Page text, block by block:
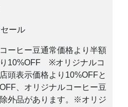
ール
ーヒー豆通常価格より半額
り10%OFF ※オリジナルコ
頭表示価格より10%OFFと
、オリジナルコーヒー豆
外品があります。※オリジ